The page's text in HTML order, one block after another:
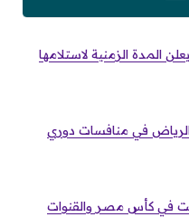
المدة الزمنية لاستلامها
والرياض في منافسات دوري
في كأس مصر والقنوات